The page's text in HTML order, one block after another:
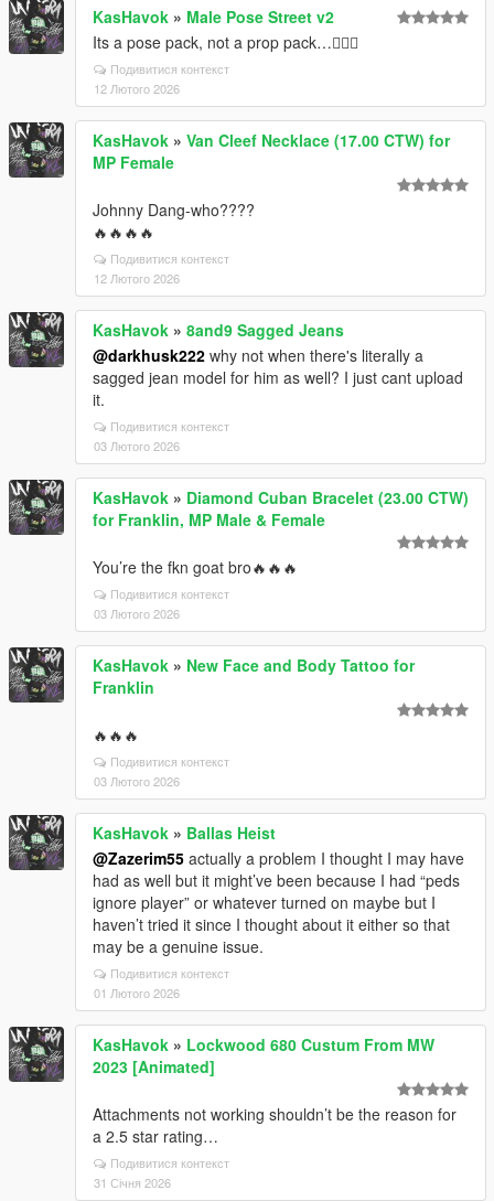
KasHavok » Male Pose Street v2
Its a pose pack, not a prop pack…🤦🏿‍♂️
Подивитися контекст
12 Лютого 2026
KasHavok » Van Cleef Necklace (17.00 CTW) for
MP Female
Johnny Dang-who????
🔥🔥🔥🔥
Подивитися контекст
12 Лютого 2026
KasHavok » 8and9 Sagged Jeans
@darkhusk222 why not when there's literally a
sagged jean model for him as well? I just cant upload
it.
Подивитися контекст
03 Лютого 2026
KasHavok » Diamond Cuban Bracelet (23.00 CTW)
for Franklin, MP Male & Female
You’re the fkn goat bro🔥🔥🔥
Подивитися контекст
03 Лютого 2026
KasHavok » New Face and Body Tattoo for
Franklin
🔥🔥🔥
Подивитися контекст
03 Лютого 2026
KasHavok » Ballas Heist
@Zazerim55 actually a problem I thought I may have
had as well but it might’ve been because I had “peds
ignore player” or whatever turned on maybe but I
haven’t tried it since I thought about it either so that
may be a genuine issue.
Подивитися контекст
01 Лютого 2026
KasHavok » Lockwood 680 Custum From MW
2023 [Animated]
Attachments not working shouldn’t be the reason for
a 2.5 star rating…
Подивитися контекст
31 Січня 2026